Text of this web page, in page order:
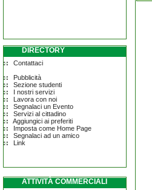
DIRECTORY
Contattaci
Pubblicità
Sezione studenti
I nostri servizi
Lavora con noi
Segnalaci un Evento
Servizi al cittadino
Aggiungici ai preferiti
Imposta come Home Page
Segnalaci ad un amico
Link
ATTIVITÀ COMMERCIALI